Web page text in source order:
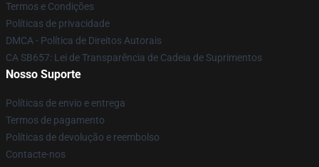
Termos e Condições
Políticas de privacidade
DMCA - Política de Direitos Autorais
CA SB657: Lei de Transparência de Cadeia de Suprimentos
Nosso Suporte
Políticas de envio e entrega
Termos de pagamento
Políticas de devolução e reembolso
Contacte-nos